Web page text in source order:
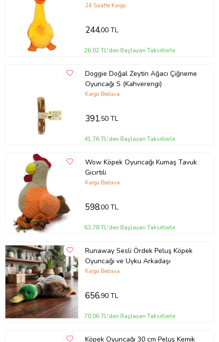
24 Saatte Kargo
244,00 TL
26,02 TL'den Başlayan Taksitlerle
Doggie Doğal Zeytin Ağacı Çiğneme
Oyuncağı S (Kahverengi)
Kargo Bedava
391,50 TL
41,76 TL'den Başlayan Taksitlerle
Wow Köpek Oyuncağı Kumaş Tavuk
Gıcırtılı
Kargo Bedava
598,00 TL
63,78 TL'den Başlayan Taksitlerle
Runaway Sesli Ördek Peluş Köpek
Oyuncağı ve Uyku Arkadaşı
Kargo Bedava
656,90 TL
70,06 TL'den Başlayan Taksitlerle
Köpek Oyuncağı 30 cm Peluş Kemik